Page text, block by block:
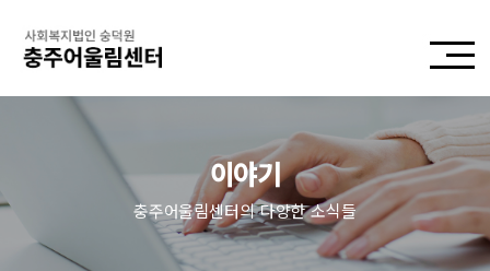
이야기
충주어울림센터의 다양한 소식들